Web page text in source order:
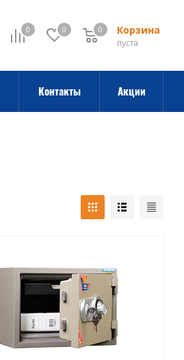
0 0 Корзина
0
пуста
0
Контакты Акции